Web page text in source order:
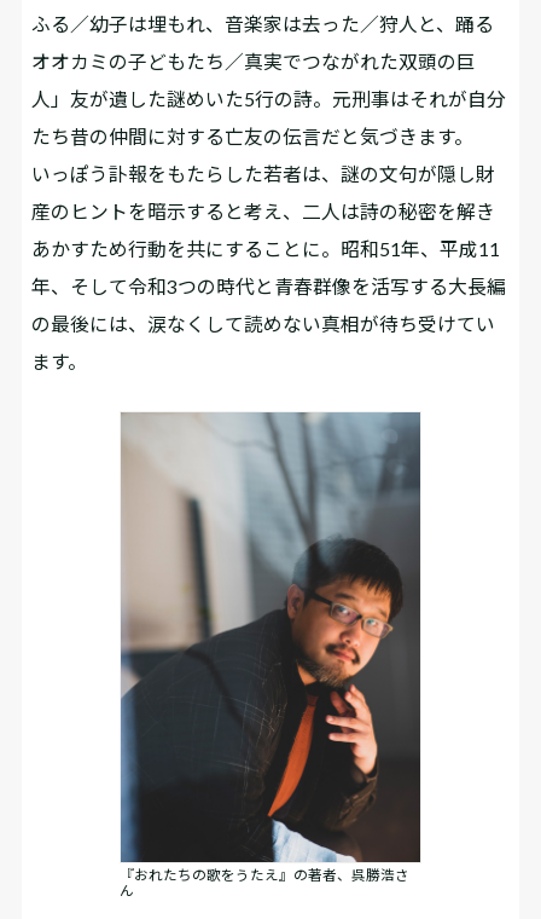
ふる／幼子は埋もれ、音楽家は去った／狩人と、踊る
オオカミの子どもたち／真実でつながれた双頭の巨
人」――友が遺した謎めいた5行の詩。元刑事はそれが自分
たち昔の仲間に対する亡友の伝言だと気づきます。
いっぽう訃報をもたらした若者は、謎の文句が隠し財
産のヒントを暗示すると考え、二人は詩の秘密を解き
あかすため行動を共にすることに。昭和51年、平成11
年、そして令和――3つの時代と青春群像を活写する大長編
の最後には、涙なくして読めない真相が待ち受けてい
ます。
『おれたちの歌をうたえ』の著者、呉勝浩さ
ん